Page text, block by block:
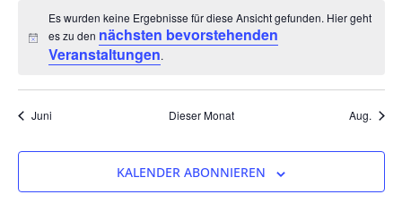
Hinweis
Es wurden keine Ergebnisse für diese Ansicht gefunden. Hier geht
es zu den nächsten bevorstehenden
Veranstaltungen.
Juni Dieser Monat Aug.
KALENDER ABONNIEREN